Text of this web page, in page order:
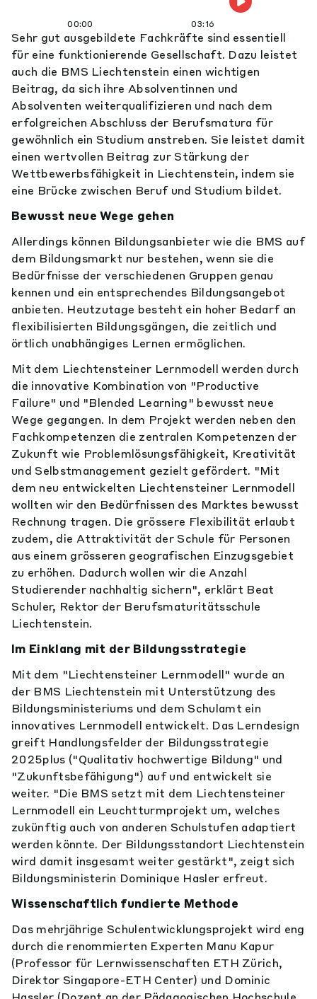
00:00 03:16
Sehr gut ausgebildete Fachkräfte sind essentiell
für eine funktionierende Gesellschaft. Dazu leistet
auch die BMS Liechtenstein einen wichtigen
Beitrag, da sich ihre Absolventinnen und
Absolventen weiterqualifizieren und nach dem
erfolgreichen Abschluss der Berufsmatura für
gewöhnlich ein Studium anstreben. Sie leistet damit
einen wertvollen Beitrag zur Stärkung der
Wettbewerbsfähigkeit in Liechtenstein, indem sie
eine Brücke zwischen Beruf und Studium bildet.
Bewusst neue Wege gehen
Allerdings können Bildungsanbieter wie die BMS auf
dem Bildungsmarkt nur bestehen, wenn sie die
Bedürfnisse der verschiedenen Gruppen genau
kennen und ein entsprechendes Bildungsangebot
anbieten. Heutzutage besteht ein hoher Bedarf an
flexibilisierten Bildungsgängen, die zeitlich und
örtlich unabhängiges Lernen ermöglichen.
Mit dem Liechtensteiner Lernmodell werden durch
die innovative Kombination von "Productive
Failure" und "Blended Learning" bewusst neue
Wege gegangen. In dem Projekt werden neben den
Fachkompetenzen die zentralen Kompetenzen der
Zukunft wie Problemlösungsfähigkeit, Kreativität
und Selbstmanagement gezielt gefördert. "Mit
dem neu entwickelten Liechtensteiner Lernmodell
wollten wir den Bedürfnissen des Marktes bewusst
Rechnung tragen. Die grössere Flexibilität erlaubt
zudem, die Attraktivität der Schule für Personen
aus einem grösseren geografischen Einzugsgebiet
zu erhöhen. Dadurch wollen wir die Anzahl
Studierender nachhaltig sichern", erklärt Beat
Schuler, Rektor der Berufsmaturitätsschule
Liechtenstein.
Im Einklang mit der Bildungsstrategie
Mit dem "Liechtensteiner Lernmodell" wurde an
der BMS Liechtenstein mit Unterstützung des
Bildungsministeriums und dem Schulamt ein
innovatives Lernmodell entwickelt. Das Lerndesign
greift Handlungsfelder der Bildungsstrategie
2025plus ("Qualitativ hochwertige Bildung" und
"Zukunftsbefähigung") auf und entwickelt sie
weiter. "Die BMS setzt mit dem Liechtensteiner
Lernmodell ein Leuchtturmprojekt um, welches
zukünftig auch von anderen Schulstufen adaptiert
werden könnte. Der Bildungsstandort Liechtenstein
wird damit insgesamt weiter gestärkt", zeigt sich
Bildungsministerin Dominique Hasler erfreut.
Wissenschaftlich fundierte Methode
Das mehrjährige Schulentwicklungsprojekt wird eng
durch die renommierten Experten Manu Kapur
(Professor für Lernwissenschaften ETH Zürich,
Direktor Singapore-ETH Center) und Dominic